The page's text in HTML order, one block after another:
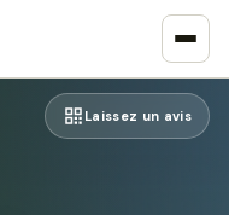
Laissez un avis